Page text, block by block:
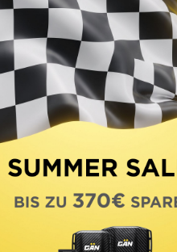
Produkt geschaffen.
richtet sich an alle, die
mit Mittelmäßigkeit
und das Leben
Zügen genießen
erhalten immer die
der Software
die Sie einfach per
aktualisieren
GÄN GT sind Sie
dem neuesten Stand